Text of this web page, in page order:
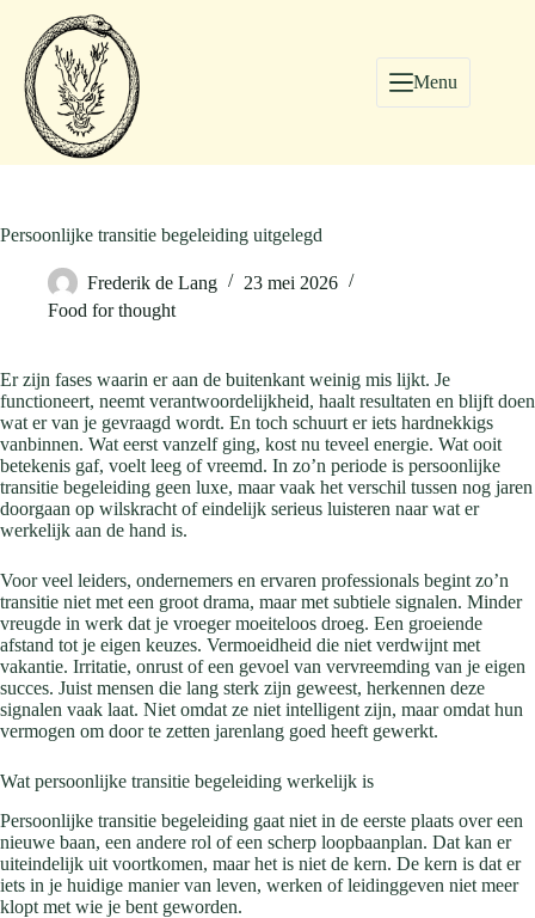
Menu
Persoonlijke transitie begeleiding uitgelegd
Frederik de Lang
23 mei 2026
Food for thought
Er zijn fases waarin er aan de buitenkant weinig mis lijkt. Je
functioneert, neemt verantwoordelijkheid, haalt resultaten en blijft doen
wat er van je gevraagd wordt. En toch schuurt er iets hardnekkigs
vanbinnen. Wat eerst vanzelf ging, kost nu teveel energie. Wat ooit
betekenis gaf, voelt leeg of vreemd. In zo’n periode is persoonlijke
transitie begeleiding geen luxe, maar vaak het verschil tussen nog jaren
doorgaan op wilskracht of eindelijk serieus luisteren naar wat er
werkelijk aan de hand is.
Voor veel leiders, ondernemers en ervaren professionals begint zo’n
transitie niet met een groot drama, maar met subtiele signalen. Minder
vreugde in werk dat je vroeger moeiteloos droeg. Een groeiende
afstand tot je eigen keuzes. Vermoeidheid die niet verdwijnt met
vakantie. Irritatie, onrust of een gevoel van vervreemding van je eigen
succes. Juist mensen die lang sterk zijn geweest, herkennen deze
signalen vaak laat. Niet omdat ze niet intelligent zijn, maar omdat hun
vermogen om door te zetten jarenlang goed heeft gewerkt.
Wat persoonlijke transitie begeleiding werkelijk is
Persoonlijke transitie begeleiding gaat niet in de eerste plaats over een
nieuwe baan, een andere rol of een scherp loopbaanplan. Dat kan er
uiteindelijk uit voortkomen, maar het is niet de kern. De kern is dat er
iets in je huidige manier van leven, werken of leidinggeven niet meer
klopt met wie je bent geworden.